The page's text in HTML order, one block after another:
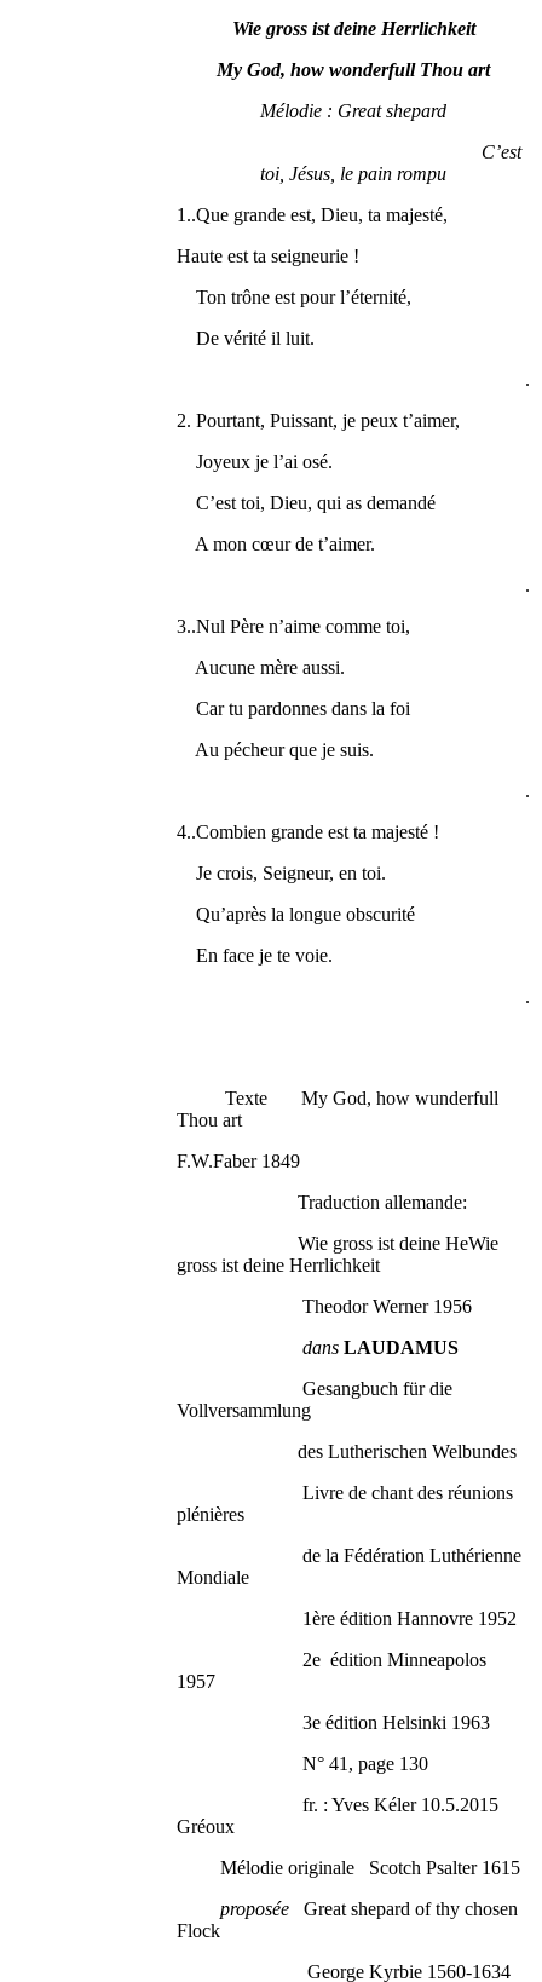
Wie gross ist deine Herrlichkeit
My God, how wonderfull Thou art
Mélodie : Great shepard
C’est
toi, Jésus, le pain rompu
1..Que grande est, Dieu, ta majesté,
Haute est ta seigneurie !
Ton trône est pour l’éternité,
De vérité il luit.
.
2. Pourtant, Puissant, je peux t’aimer,
Joyeux je l’ai osé.
C’est toi, Dieu, qui as demandé
A mon cœur de t’aimer.
.
3..Nul Père n’aime comme toi,
Aucune mère aussi.
Car tu pardonnes dans la foi
Au pécheur que je suis.
.
4..Combien grande est ta majesté !
Je crois, Seigneur, en toi.
Qu’après la longue obscurité
En face je te voie.
.
Texte My God, how wunderfull
Thou art
F.W.Faber 1849
Traduction allemande:
Wie gross ist deine HeWie
gross ist deine Herrlichkeit
Theodor Werner 1956
dans LAUDAMUS
Gesangbuch für die
Vollversammlung
des Lutherischen Welbundes
Livre de chant des réunions
plénières
de la Fédération Luthérienne
Mondiale
1ère édition Hannovre 1952
2e édition Minneapolos
1957
3e édition Helsinki 1963
N° 41, page 130
fr. : Yves Kéler 10.5.2015
Gréoux
Mélodie originale Scotch Psalter 1615
proposée Great shepard of thy chosen
Flock
George Kyrbie 1560-1634